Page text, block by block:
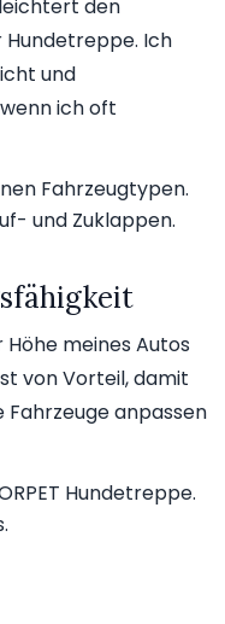
den
Hundetreppe. Ich
und
ich oft
Fahrzeugtypen.
und Zuklappen.
meines Autos
von Vorteil, damit
anpassen
Hundetreppe.